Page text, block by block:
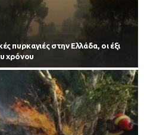
πυρκαγιές στην Ελλάδα, οι έξι
χρόνου